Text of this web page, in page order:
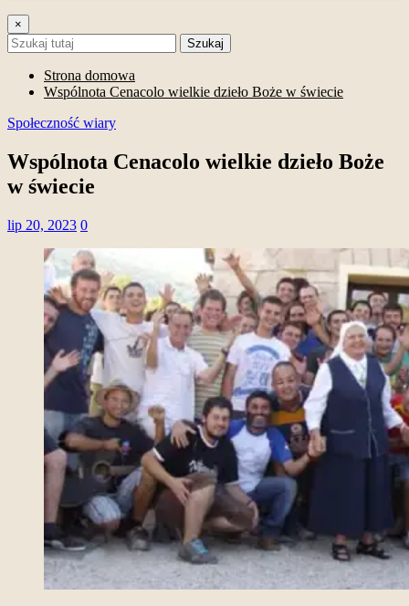
×
Szukaj
Strona domowa
Wspólnota Cenacolo wielkie dzieło Boże w świecie
Społeczność wiary
Wspólnota Cenacolo wielkie dzieło Boże
w świecie
lip 20, 2023 0